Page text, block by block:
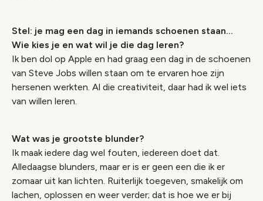
Stel: je mag een dag in iemands schoenen staan…
Wie kies je en wat wil je die dag leren?
Ik ben dol op Apple en had graag een dag in de schoenen
van Steve Jobs willen staan om te ervaren hoe zijn
hersenen werkten. Al die creativiteit, daar had ik wel iets
van willen leren.
Wat was je grootste blunder?
Ik maak iedere dag wel fouten, iedereen doet dat.
Alledaagse blunders, maar er is er geen een die ik er
zomaar uit kan lichten. Ruiterlijk toegeven, smakelijk om
lachen, oplossen en weer verder; dat is hoe we er bij